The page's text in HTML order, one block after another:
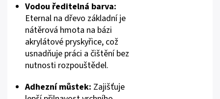
Vodou ředitelná barva:
Eternal na dřevo základní je
nátěrová hmota na bázi
akrylátové pryskyřice, což
usnadňuje práci a čištění bez
nutnosti rozpouštědel.
Adhezní můstek: Zajišťuje